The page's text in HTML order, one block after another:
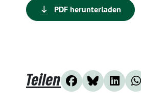
PDF herunterladen
Teilen